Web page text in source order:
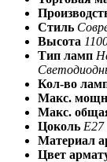
Стиль
Высота
Тип ламп
Кол-во
Макс.
Макс.
Цоколь E27
Материал
Цвет